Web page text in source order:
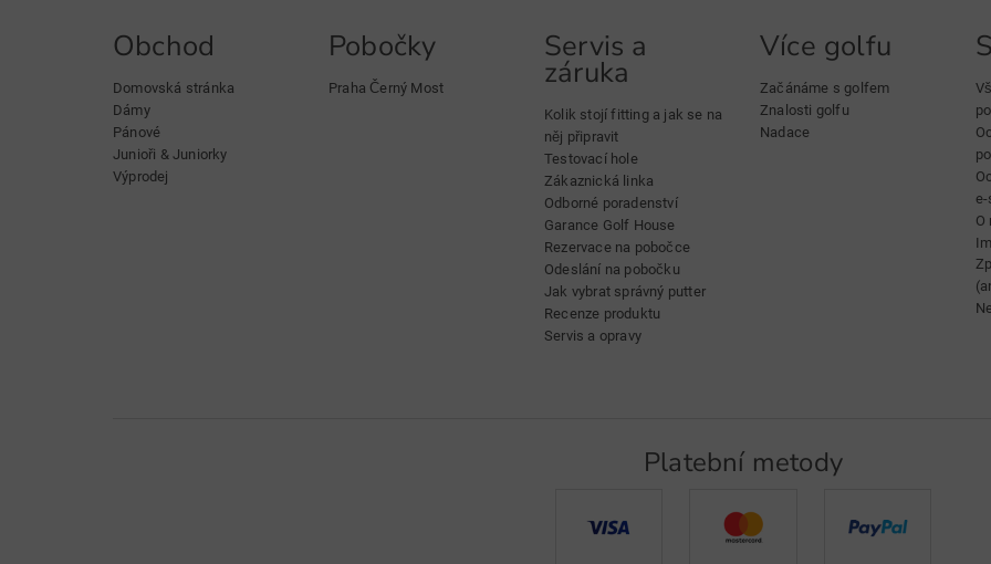
Obchod
Domovská stránka
Dámy
Pánové
Junioři & Juniorky
Výprodej
Pobočky
Praha Černý Most
Servis a
záruka
Kolik stojí fitting a jak se na
něj připravit
Testovací hole
Zákaznická linka
Odborné poradenství
Garance Golf House
Rezervace na pobočce
Odeslání na pobočku
Jak vybrat správný putter
Recenze produktu
Servis a opravy
Více golfu
Začánáme s golfem
Znalosti golfu
Nadace
O
Platební metody